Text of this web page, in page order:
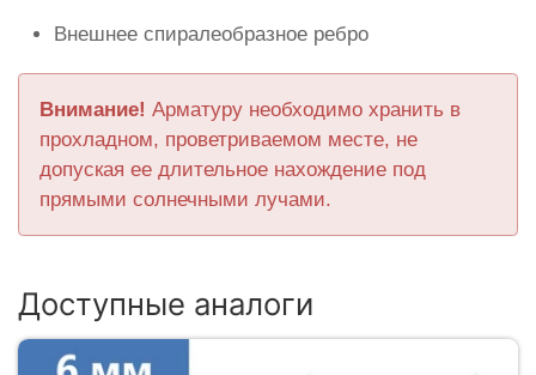
Внешнее спиралеобразное ребро
Внимание! Арматуру необходимо хранить в
прохладном, проветриваемом месте, не
допуская ее длительное нахождение под
прямыми солнечными лучами.
Доступные аналоги